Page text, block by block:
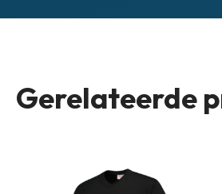
Gerelateerde